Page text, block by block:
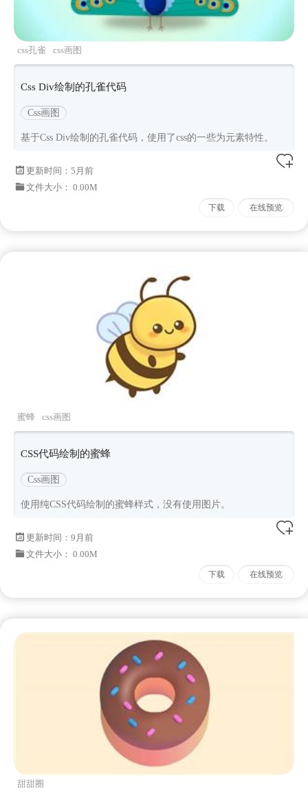
css孔雀 css画图
Css Div绘制的孔雀代码
Css画图
基于Css Div绘制的孔雀代码，使用了css的一些为元素特性。
更新时间： 5月前
文件大小： 0.00M
下载 在线预览
蜜蜂 css画图
CSS代码绘制的蜜蜂
Css画图
使用纯CSS代码绘制的蜜蜂样式，没有使用图片。
更新时间： 9月前
文件大小： 0.00M
下载 在线预览
甜甜圈